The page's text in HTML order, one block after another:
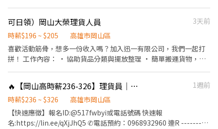
環境維護 🔸 支援調店、門市互助 ⚠️ 可能支援同區門市，須有合法
機車通勤工具。 . 排班方式： 📍長期輪班 (每日 8 小時) 🔸早班：
11:00 – 19:30 🔸晚班：14:15 – 22:45 . 📍兼職時段： 🔸早班 (6 小
時)：11:00 – 17:30 🔸午班 (4 小時)：15:00 – 19:00（全省部分門市
潔維護 🔸 支援調店，接受跳店安排 🔸 提供完整教育訓練與實習機
會 . 排班方式： 📍智取早班：07:00-12:00/07:30-12:30 (彈性7:00-
性7:00-8:30間可到班2-5小時) 📍智取午班：15:00 – 19:00 (全省部
分門市特定開缺，請內洽顧問確認) 📍智取晚班：17:30 – 23:30 (實
可日領）岡山大榮理貨人員
3天前
時薪$196 ~ $205
高雄市岡山區
喜歡活動筋骨，想多一份收入嗎？加入迅一有限公司，我們一起打
拼！ 工作內容： • 協助貨品分類與擺放整理 • 簡單搬運貨物，維
隊夥伴照顧，新人也不怕 • 無壓職場氣氛 沒有經驗也能上手，歡迎
成為我們的超給力新夥伴！
🔥【岡山高時薪236-326】理貨員｜可日領｜免經驗｜書審快速上工
1週前
時薪$236 ~ $326
高雄市岡山區
【快速應徵】報名ID:@517fwbyi或電話號碼 快速報
名:https://lin.ee/qXjJhQ5 ✆電話預約：0968932960 連R ----------